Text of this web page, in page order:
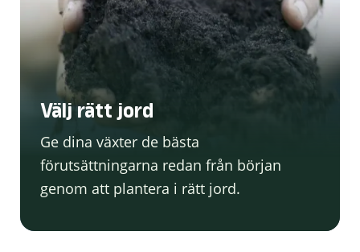
Välj rätt jord
Ge dina växter de bästa
förutsättningarna redan från början
genom att plantera i rätt jord.